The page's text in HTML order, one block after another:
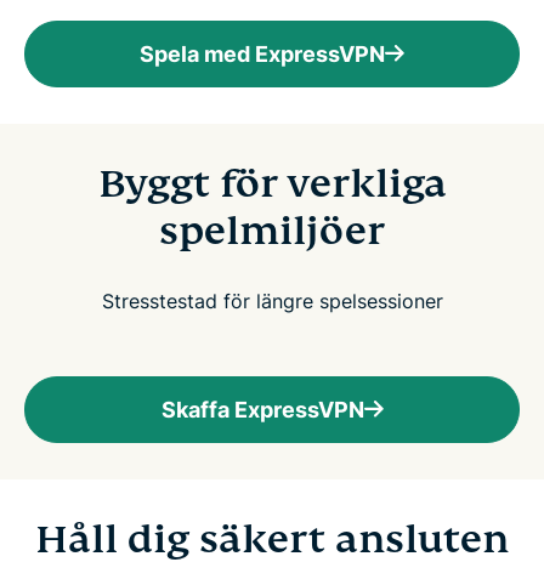
Spela med ExpressVPN
Byggt för verkliga
spelmiljöer
Stresstestad för längre spelsessioner
Skaffa ExpressVPN
Håll dig säkert ansluten